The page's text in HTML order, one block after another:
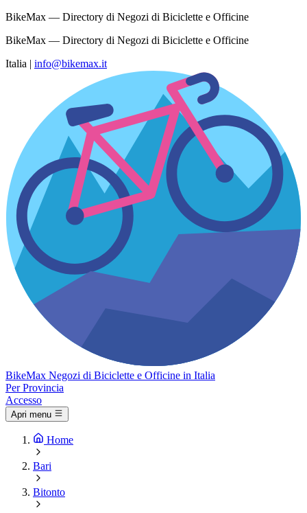
BikeMax — Directory di Negozi di Biciclette e Officine
BikeMax — Directory di Negozi di Biciclette e Officine
Italia | info@bikemax.it
BikeMax Negozi di Biciclette e Officine in Italia
Per Provincia
Accesso
Apri menu
Home
Bari
Bitonto